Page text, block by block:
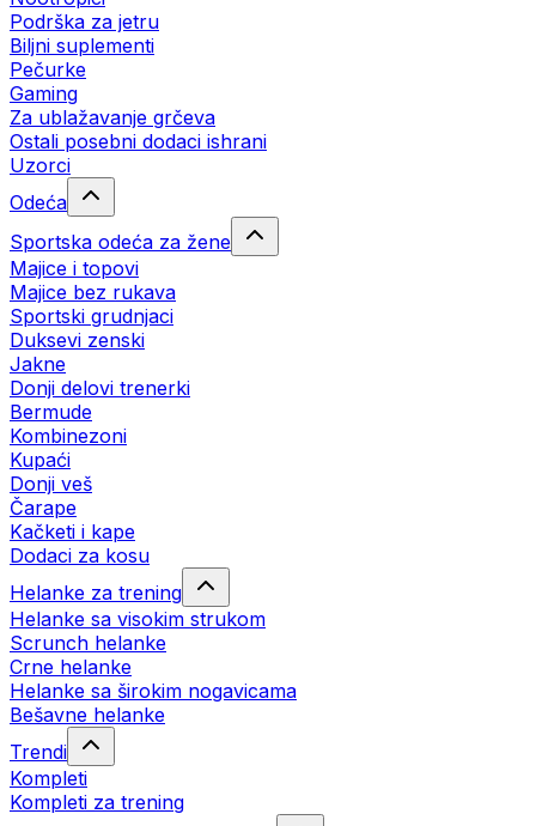
Podrška za jetru
Biljni suplementi
Pečurke
Gaming
Za ublažavanje grčeva
Ostali posebni dodaci ishrani
Uzorci
Odeća
Sportska odeća za žene
Majice i topovi
Majice bez rukava
Sportski grudnjaci
Duksevi zenski
Jakne
Donji delovi trenerki
Bermude
Kombinezoni
Kupaći
Donji veš
Čarape
Kačketi i kape
Dodaci za kosu
Helanke za trening
Helanke sa visokim strukom
Scrunch helanke
Crne helanke
Helanke sa širokim nogavicama
Bešavne helanke
Trendi
Kompleti
Kompleti za trening